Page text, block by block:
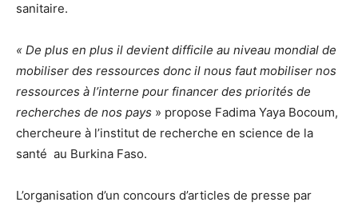
sanitaire.
« De plus en plus il devient difficile au niveau mondial de
mobiliser des ressources donc il nous faut mobiliser nos
ressources à l’interne pour financer des priorités de
recherches de nos pays » propose Fadima Yaya Bocoum,
chercheure à l’institut de recherche en science de la
santé au Burkina Faso.
L’organisation d’un concours d’articles de presse par